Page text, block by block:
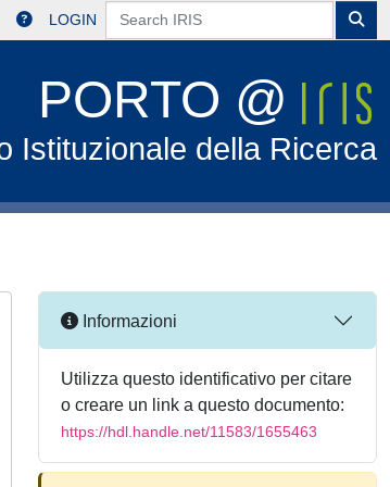
LOGIN
PORTO @
Istituzionale della Ricerca
Informazioni
Utilizza questo identificativo per citare
o creare un link a questo documento:
https://hdl.handle.net/11583/1655463